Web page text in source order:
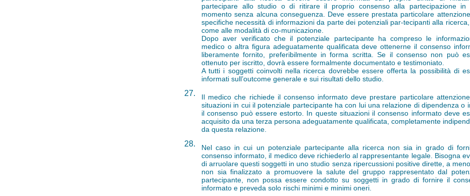
partecipare allo studio o di ritirare il proprio consenso alla partecipazione in
momento senza alcuna conseguenza. Deve essere prestata particolare
specifiche necessità di informazioni da parte dei potenziali par-tecipanti alla
come alle modalità di co-municazione.
Dopo aver verificato che il potenziale partecipante ha compreso le
medico o altra figura adeguatamente qualificata deve ottenerne il consenso
liberamente fornito, preferibilmente in forma scritta. Se il consenso non può
ottenuto per iscritto, dovrà essere formalmente documentato e testimoniato.
A tutti i soggetti coinvolti nella ricerca dovrebbe essere offerta la possibilità di
informati sull’outcome generale e sui risultati dello studio.
27.
Il medico che richiede il consenso informato deve prestare particolare
situazioni in cui il potenziale partecipante ha con lui una relazione di dipendenza o
il consenso può essere estorto. In queste situazioni il consenso informato deve
acquisito da una terza persona adeguatamente qualificata, completamente
da questa relazione.
28.
Nel caso in cui un potenziale partecipante alla ricerca non sia in grado di
consenso informato, il medico deve richiederlo al rappresentante legale. Bisogna
di arruolare questi soggetti in uno studio senza ripercussioni positive dirette, a
non sia finalizzato a promuovere la salute del gruppo rappresentato dal
partecipante, non possa essere condotto su soggetti in grado di fornire il
informato e preveda solo rischi minimi e minimi oneri.